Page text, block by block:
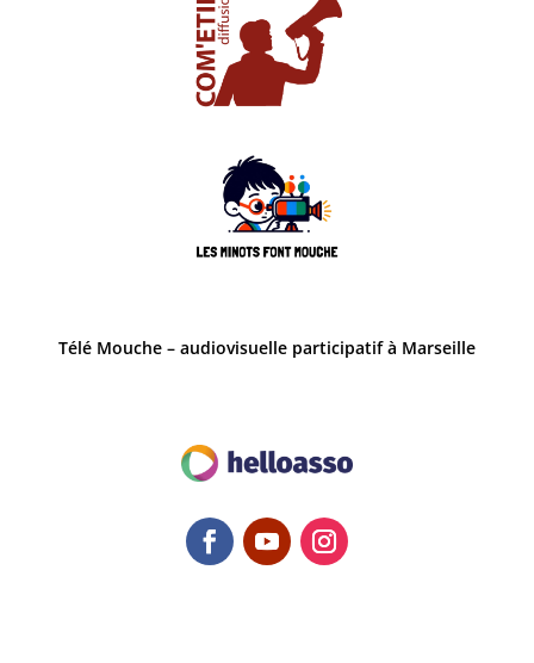
Télé Mouche – audiovisuelle participatif à Marseille